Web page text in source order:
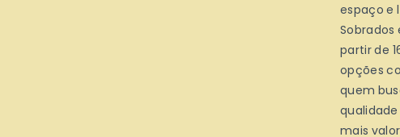
espaço e
partir de
opções
quem
mais